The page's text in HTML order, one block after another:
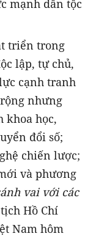
mạnh dân tộc
triển trong
lập, tự chủ,
cạnh tranh
nhưng
khoa học,
đổi số;
chiến lược;
và phương
vai với các
Hồ Chí
Nam hôm